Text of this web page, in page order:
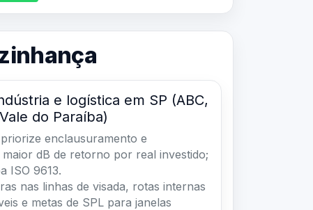
e logística em SP (ABC,
do Paraíba)
enclausuramento e
dB de retorno por real investido;
ISO 9613.
nas linhas de visada, rotas internas
e metas de SPL para janelas